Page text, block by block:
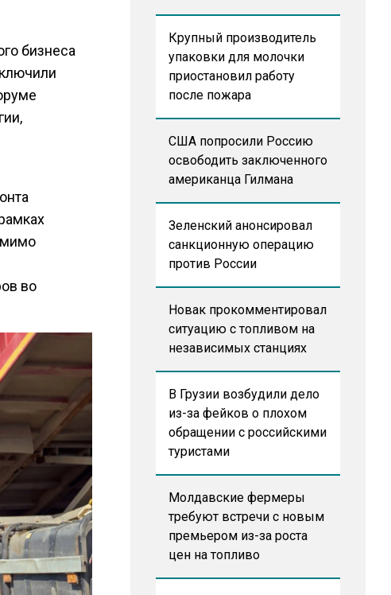
бизнеса
во
Крупный производитель
упаковки для молочки
приостановил работу
после пожара
США попросили Россию
освободить заключенного
американца Гилмана
Зеленский анонсировал
санкционную операцию
против России
Новак прокомментировал
ситуацию с топливом на
независимых станциях
В Грузии возбудили дело
из-за фейков о плохом
обращении с российскими
туристами
Молдавские фермеры
требуют встречи с новым
премьером из-за роста
цен на топливо